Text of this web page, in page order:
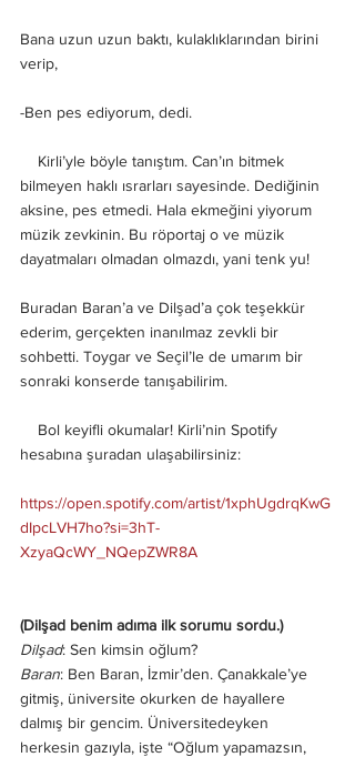
Bana uzun uzun baktı, kulaklıklarından birini
verip,
-Ben pes ediyorum, dedi.
Kirli’yle böyle tanıştım. Can’ın bitmek
bilmeyen haklı ısrarları sayesinde. Dediğinin
aksine, pes etmedi. Hala ekmeğini yiyorum
müzik zevkinin. Bu röportaj o ve müzik
dayatmaları olmadan olmazdı, yani tenk yu!
Buradan Baran’a ve Dilşad’a çok teşekkür
ederim, gerçekten inanılmaz zevkli bir
sohbetti. Toygar ve Seçil’le de umarım bir
sonraki konserde tanışabilirim.
Bol keyifli okumalar! Kirli’nin Spotify
hesabına şuradan ulaşabilirsiniz:
https://open.spotify.com/artist/1xphUgdrqKwG
dIpcLVH7ho?si=3hT-
XzyaQcWY_NQepZWR8A
(Dilşad benim adıma ilk sorumu sordu.)
Dilşad: Sen kimsin oğlum?
Baran: Ben Baran, İzmir’den. Çanakkale’ye
gitmiş, üniversite okurken de hayallere
dalmış bir gencim. Üniversitedeyken
herkesin gazıyla, işte “Oğlum yapamazsın,